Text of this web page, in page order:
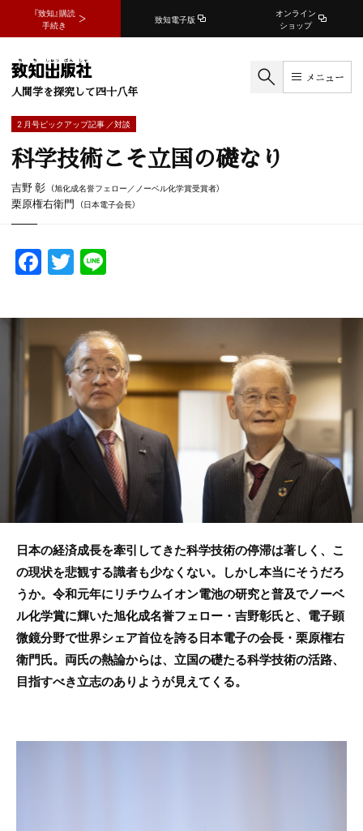
『致知』購読
手続き
致知電子版
オンライン
ショップ
人間学を探究して四十八年
メニュー
2 月号ピックアップ記事 ／対談
科学技術こそ立国の礎なり
吉野 彰 （旭化成名誉フェロー／ノーベル化学賞受賞者）
栗原権右衛門 （日本電子会長）
F
a
c
e
b
o
o
k
T
w
itt
er
e
日本の経済成長を牽引してきた科学技術の停滞は著しく、こ
の現状を悲観する識者も少なくない。しかし本当にそうだろ
うか。令和元年にリチウムイオン電池の研究と普及でノーベ
ル化学賞に輝いた旭化成名誉フェロー・吉野彰氏と、電子顕
微鏡分野で世界シェア首位を誇る日本電子の会長・栗原権右
衛門氏。両氏の熱論からは、立国の礎たる科学技術の活路、
目指すべき立志のありようが見えてくる。